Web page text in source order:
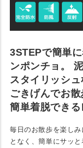
3STEPで簡単
ンポンチョ。
スタイリッシ
ごきげんでお
簡単着脱できる
毎日のお散歩を楽し
となく、簡単にサッ